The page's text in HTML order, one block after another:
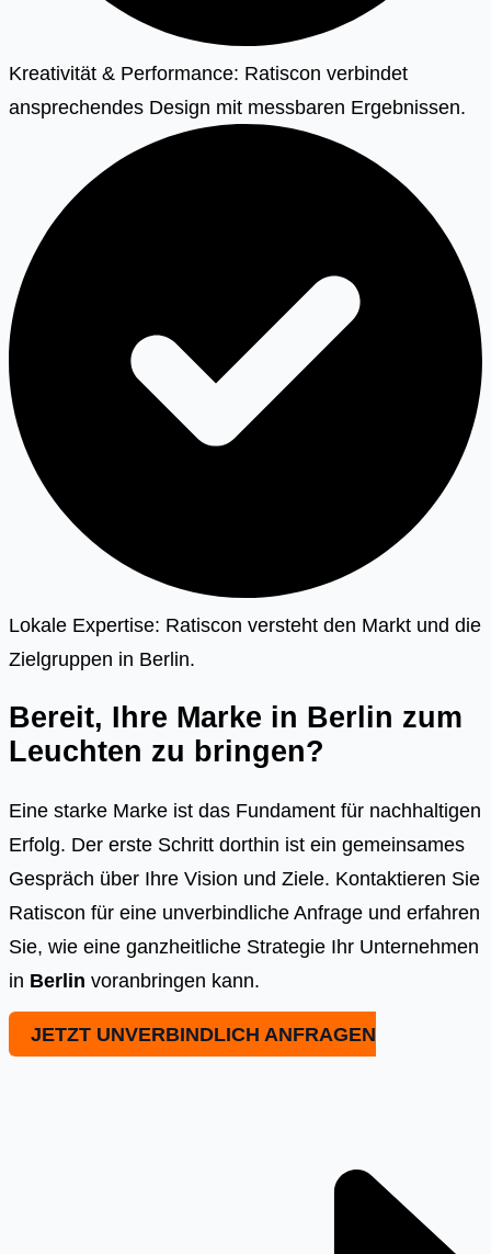
Kreativität & Performance: Ratiscon verbindet
ansprechendes Design mit messbaren Ergebnissen.
Lokale Expertise: Ratiscon versteht den Markt und die
Zielgruppen in Berlin.
Bereit, Ihre Marke in Berlin zum
Leuchten zu bringen?
Eine starke Marke ist das Fundament für nachhaltigen
Erfolg. Der erste Schritt dorthin ist ein gemeinsames
Gespräch über Ihre Vision und Ziele. Kontaktieren Sie
Ratiscon für eine unverbindliche Anfrage und erfahren
Sie, wie eine ganzheitliche Strategie Ihr Unternehmen
in Berlin voranbringen kann.
JETZT UNVERBINDLICH ANFRAGEN